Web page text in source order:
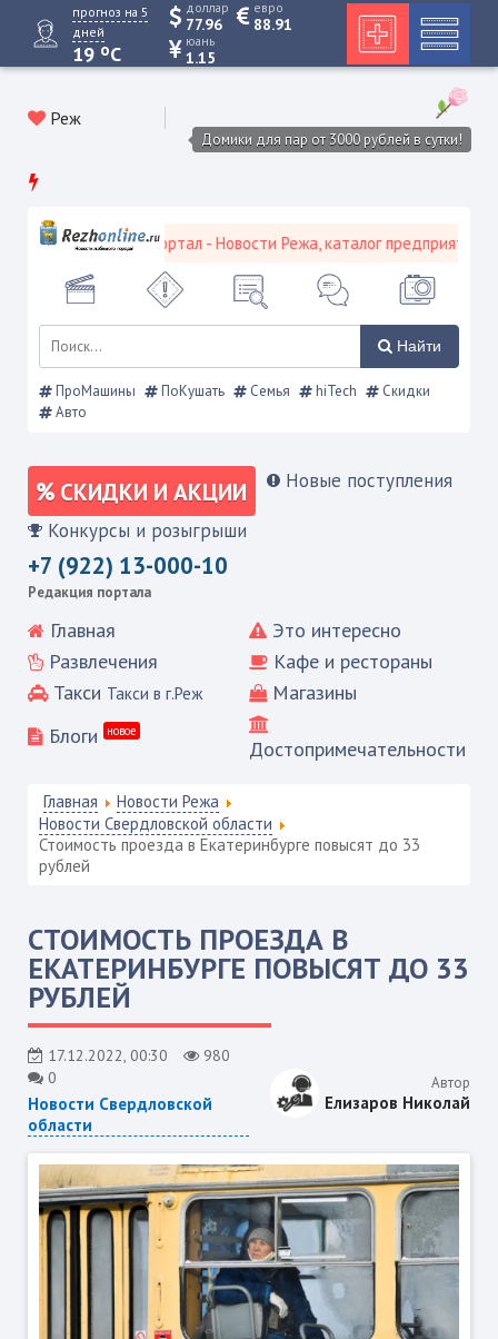
прогноз на 5
дней
19 oC
доллар
77.96
евро
88.91
юань
1.15
Реж
Домики для пар от 3000 рублей в сутки!
городской портал - Новости Режа, каталог предприятий,
Найти
ПроМашины ПоКушать Семья hiTech
Скидки
Авто
СКИДКИ И АКЦИИ Новые поступления
Конкурсы и розыгрыши
+7 (922) 13-000-10
Редакция портала
Главная
Это интересно
Развлечения
Кафе и рестораны
Такси Такси в г.Реж
Магазины
Блоги
новое
Достопримечательности
Главная
Новости Режа
Новости Свердловской области
Стоимость проезда в Екатеринбурге повысят до 33
рублей
СТОИМОСТЬ ПРОЕЗДА В
ЕКАТЕРИНБУРГЕ ПОВЫСЯТ ДО 33
РУБЛЕЙ
17.12.2022, 00:30
980
0
Новости Свердловской
области
Автор
Елизаров Николай